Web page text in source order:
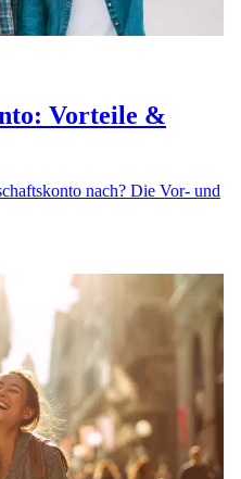
Vorteile &
nach? Die Vor- und